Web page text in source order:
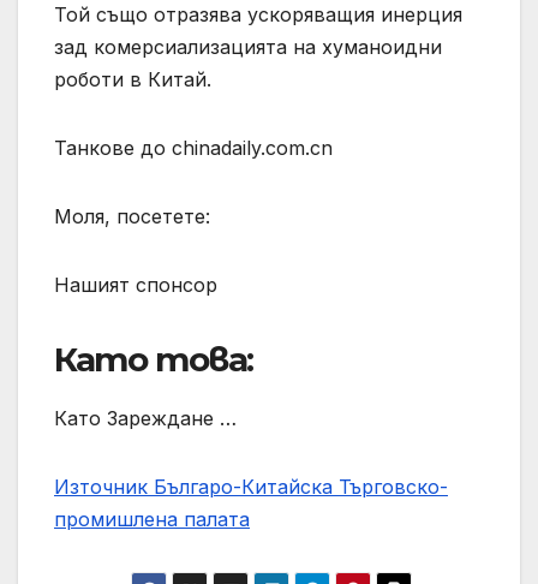
Той също отразява ускоряващия инерция
зад комерсиализацията на хуманоидни
роботи в Китай.
Танкове до chinadaily.com.cn
Моля, посетете:
Нашият спонсор
Като това:
Като Зареждане …
Източник Българо-Китайска Търговско-
промишлена палaта